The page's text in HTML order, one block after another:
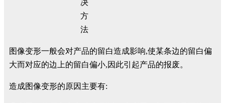
图像变形一般会对产品的留白造成影响,使某条边的留白偏
大而对应的边上的留白偏小,因此引起产品的报废。
造成图像变形的原因主要有: